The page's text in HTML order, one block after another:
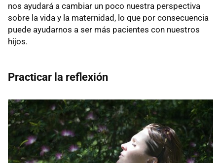
nos ayudará a cambiar un poco nuestra perspectiva
sobre la vida y la maternidad, lo que por consecuencia
puede ayudarnos a ser más pacientes con nuestros
hijos.
Practicar la reflexión